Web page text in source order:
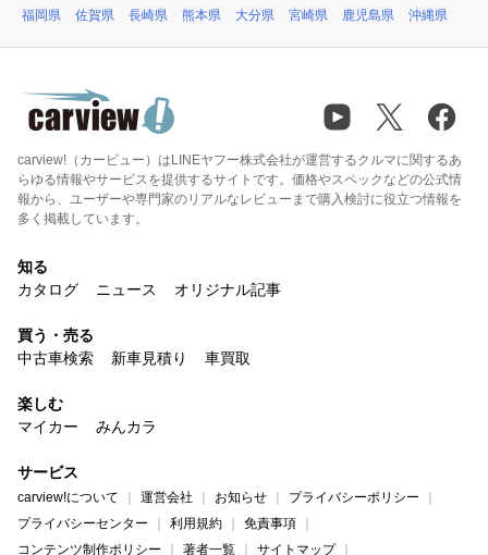
福岡県
佐賀県 長崎県 熊本県 大分県 宮崎県 鹿児島県 沖縄県
carview!（カービュー）はLINEヤフー株式会社が運営するクルマに関するあ
らゆる情報やサービスを提供するサイトです。価格やスペックなどの公式情
報から、ユーザーや専門家のリアルなレビューまで購入検討に役立つ情報を
多く掲載しています。
知る
カタログ
ニュース オリジナル記事
買う・売る
中古車検索
新車見積り 車買取
楽しむ
マイカー
みんカラ
サービス
carview!について 運営会社 お知らせ
プライバシーポリシー
プライバシーセンター
利用規約
免責事項
コンテンツ制作ポリシー
著者一覧 サイトマップ